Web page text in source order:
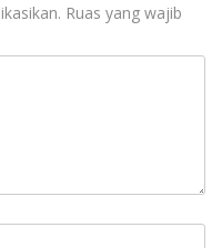
Ruas yang wajib